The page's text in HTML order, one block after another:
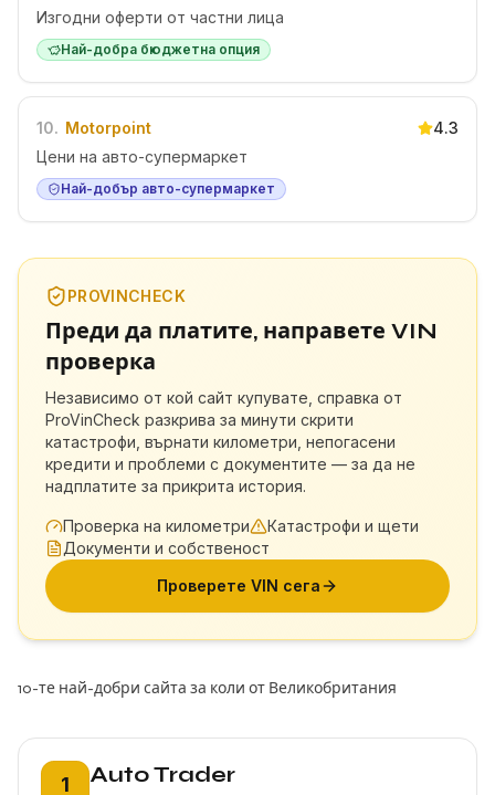
Изгодни оферти от частни лица
Най-добра бюджетна опция
10. Motorpoint
4.3
Цени на авто-супермаркет
Най-добър авто-супермаркет
PROVINCHECK
Преди да платите, направете VIN
проверка
Независимо от кой сайт купувате, справка от
ProVinCheck разкрива за минути скрити
катастрофи, върнати километри, непогасени
кредити и проблеми с документите — за да не
надплатите за прикрита история.
Проверка на километри
Катастрофи и щети
Документи и собственост
Проверете VIN сега
10-те най-добри сайта за коли от Великобритания
1 Позиция 1:
Auto Trader